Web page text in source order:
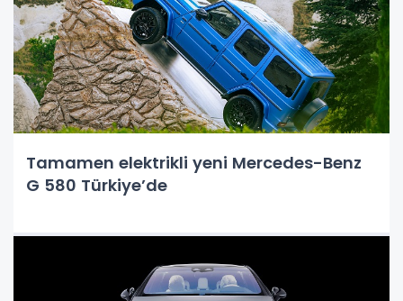
Tamamen elektrikli yeni Mercedes-Benz
G 580 Türkiye’de